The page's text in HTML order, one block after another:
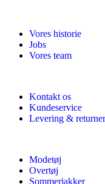
Vores historie
Jobs
Vores team
Kontakt os
Kundeservice
Levering &
Modetøj
Overtøj
Sommerjakker